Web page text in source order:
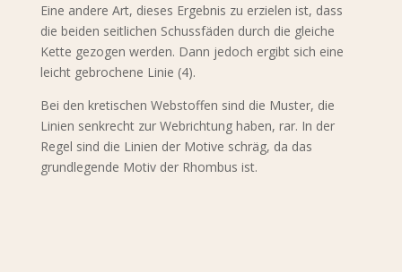
Eine andere Art, dieses Ergebnis zu erzielen ist, dass
die beiden seitlichen Schussfäden durch die gleiche
Kette gezogen werden. Dann jedoch ergibt sich eine
leicht gebrochene Linie (4).
Bei den kretischen Webstoffen sind die Muster, die
Linien senkrecht zur Webrichtung haben, rar. In der
Regel sind die Linien der Motive schräg, da das
grundlegende Motiv der Rhombus ist.